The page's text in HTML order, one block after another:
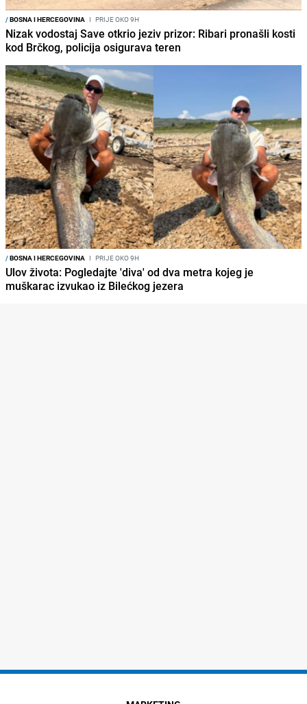
/BOSNA I HERCEGOVINA I PRIJE OKO 9H
Nizak vodostaj Save otkrio jeziv prizor: Ribari pronašli kosti
kod Brčkog, policija osigurava teren
/BOSNA I HERCEGOVINA I PRIJE OKO 9H
Ulov života: Pogledajte 'diva' od dva metra kojeg je
muškarac izvukao iz Bilećkog jezera